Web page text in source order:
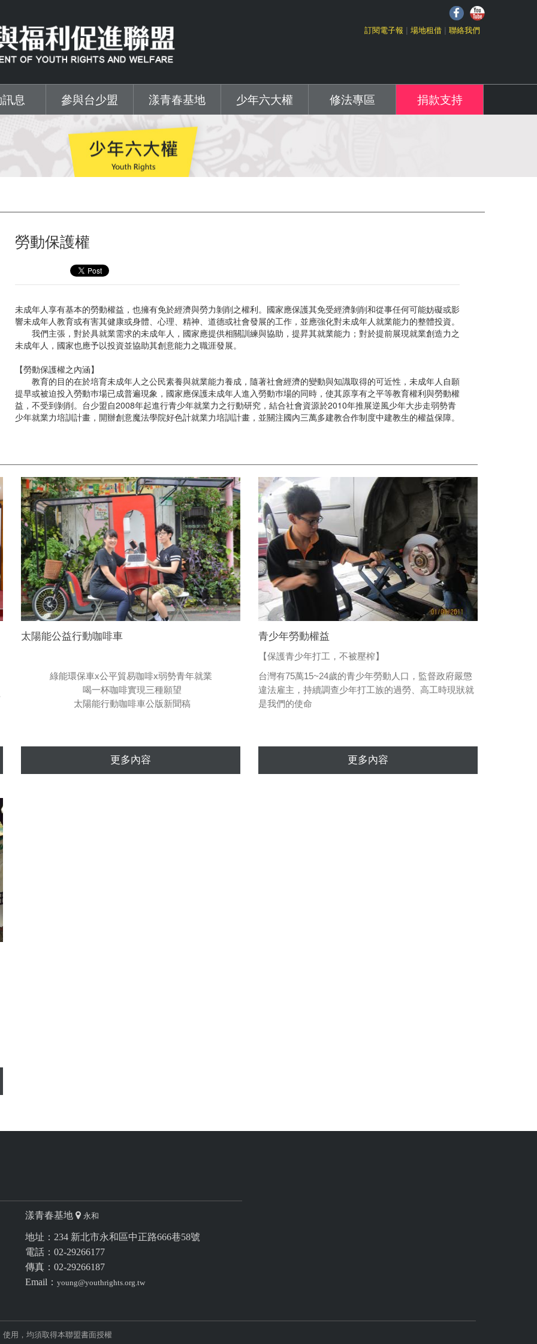
訂閱電子報 場地租借 聯絡我們
息 參與台少盟 漾青春基地 少年六大權 修法專區 捐款支持
勞動保護權
未成年人享有基本的勞動權益，也擁有免於經濟與勞力剝削之權利。國家應保護其免受經濟剝削和從事任何可能妨礙或影
響未成年人教育或有害其健康或身體、心理、精神、道德或社會發展的工作，並應強化對未成年人就業能力的整體投資。
我們主張，對於具就業需求的未成年人，國家應提供相關訓練與協助，提昇其就業能力；對於提前展現就業創造力之
未成年人，國家也應予以投資並協助其創意能力之職涯發展。
【勞動保護權之內涵】
教育的目的在於培育未成年人之公民素養與就業能力養成，隨著社會經濟的變動與知識取得的可近性，未成年人自願
提早或被迫投入勞動巿場已成普遍現象，國家應保護未成年人進入勞動巿場的同時，使其原享有之平等教育權利與勞動權
益，不受到剝削。台少盟自2008年起進行青少年就業力之行動研究，結合社會資源於2010年推展逆風少年大步走弱勢青
少年就業力培訓計畫，開辦創意魔法學院好色計就業力培訓計畫，並關注國內三萬多建教合作制度中建教生的權益保障。
太陽能公益行動咖啡車
綠能環保車x公平貿易咖啡x弱勢青年就業
喝一杯咖啡實現三種願望
太陽能行動咖啡車公版新聞稿
更多內容
青少年勞動權益
【保護青少年打工，不被壓榨】
台灣有75萬15~24歲的青少年勞動人口，監督政府嚴懲
違法雇主，持續調查少年打工族的過勞、高工時現狀就
是我們的使命
更多內容
漾青春基地 永和
地址：234 新北市永和區中正路666巷58號
電話：02-29266177
傳真：02-29266187
Email： young@youthrights.org.tw
用，均須取得本聯盟書面授權